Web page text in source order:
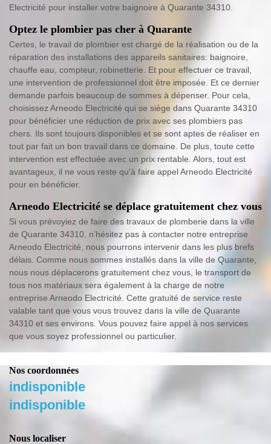
Electricité pour installer votre baignoire à Quarante 34310.
Optez le plombier pas cher à Quarante
Certes, le travail de plombier est chargé de la réalisation ou de la
réparation des installations des appareils sanitaires: baignoire,
chauffe eau, compteur, robinetterie. Et pour effectuer ce travail,
une intervention de professionnel doit être imposée. Et ce dernier
demande parfois beaucoup de sommes à dépenser. Pour cela,
choisissez Arneodo Electricité qui se siège dans Quarante 34310
pour bénéficier une réduction de prix avec ses plombiers pas
chers. Ils sont toujours disponibles et se sont aptes de réaliser en
tout par fait un bon travail dans ce domaine. De plus, toute cette
intervention est effectuée avec un prix rentable. Alors, tout est
avantageux, il ne vous reste qu'à faire appel Arneodo Electricité
pour en bénéficier.
Arneodo Electricité se déplace gratuitement chez vous
Si vous prévoyiez de faire des travaux de plomberie dans la ville
de Quarante 34310, n’hésitez pas à contacter notre entreprise
Arneodo Electricité, nous pourrons intervenir dans les plus brefs
délais. Comme nous sommes installés dans la ville de Quarante,
nous nous déplacerons gratuitement chez vous, le transport de
tous nos matériaux sera également à la charge de notre
entreprise Arneodo Electricité. Cette gratuité de service reste
valable tant que vous vous trouvez dans la ville de Quarante
34310 et ses environs. Vous pouvez faire appel à nos services
que vous soyez professionnel ou particulier.
Nos coordonnées
indisponible
indisponible
Nous localiser